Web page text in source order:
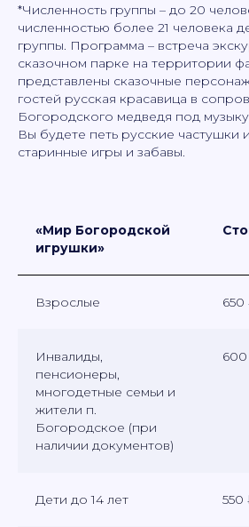
*Численность группы – до 20
численностью более 21 человека
группы. Программа – встреча
сказочном парке на территории
представлены сказочные
гостей русская красавица в
Богородского медведя под
Вы будете петь русские частушки
старинные игры и забавы.
«Мир Богородской
игрушки»
Взрослые 650
Инвалиды,
пенсионеры,
многодетные семьи и
жители п.
Богородское (при
наличии документов)
Дети до 14 лет 550